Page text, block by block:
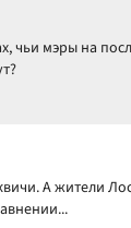
чьи мэры на
А жители